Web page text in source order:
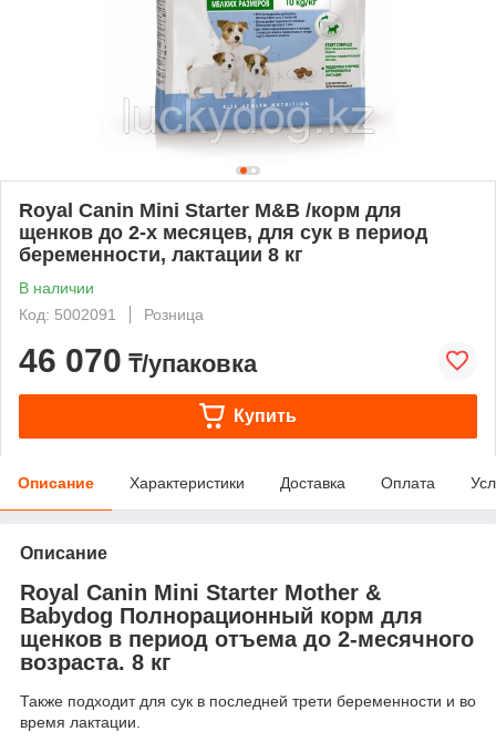
Royal Canin Mini Starter M&B /корм для
щенков до 2-х месяцев, для сук в период
беременности, лактации 8 кг
В наличии
Код: 5002091
Розница
46 070 ₸/упаковка
Купить
Описание Характеристики Доставка Оплата
Описание
Royal Canin Mini Starter Mother &
Babydog Полнорационный корм для
щенков в период отъема до 2-месячного
возраста. 8 кг
Также подходит для сук в последней трети беременности и во
время лактации.